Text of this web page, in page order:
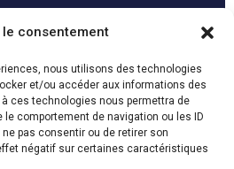
le consentement
nous utilisons des technologies
et/ou accéder aux informations des
ces technologies nous permettra de
comportement de navigation ou les ID
pas consentir ou de retirer son
négatif sur certaines caractéristiques
Voyage : Économisez sur vos
avec Toody
2024 Bon plans